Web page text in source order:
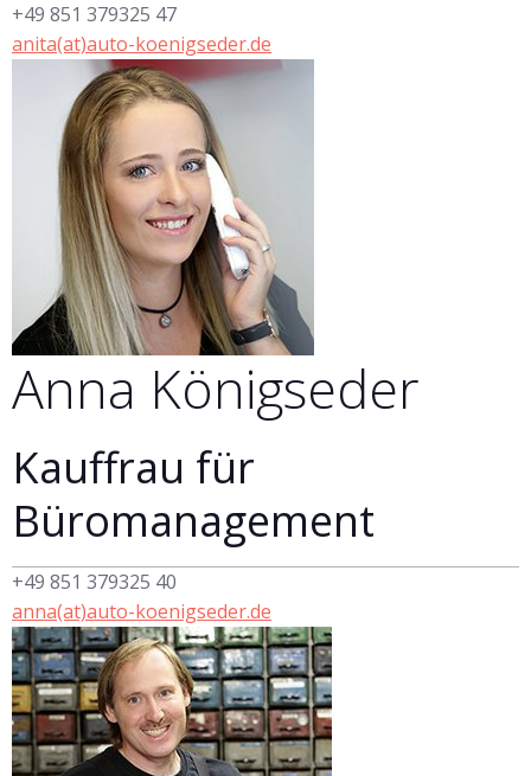
+49 851 379325 47
anita(at)auto-koenigseder.de
Anna Königseder
Kauffrau für
Büromanagement
+49 851 379325 40
anna(at)auto-koenigseder.de